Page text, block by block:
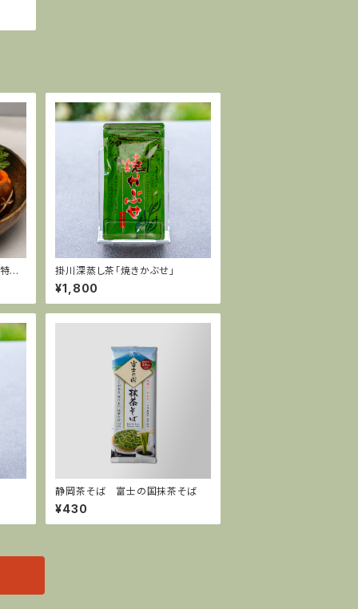
産
)
掛川深蒸し茶「焼きかぶせ」
¥1,800
静岡茶そば 富士の国抹茶そば
¥430